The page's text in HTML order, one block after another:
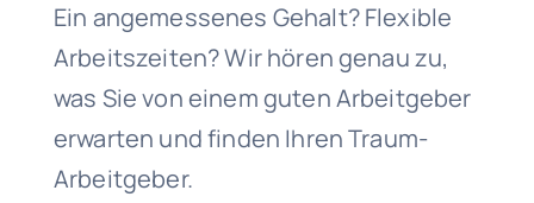
Ein angemessenes Gehalt? Flexible
Arbeitszeiten? Wir hören genau zu,
was Sie von einem guten Arbeitgeber
erwarten und finden Ihren Traum-
Arbeitgeber.